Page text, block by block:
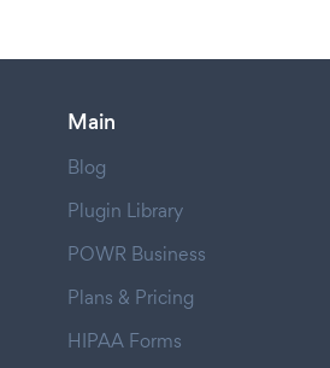
Main
Blog
Plugin Library
POWR Business
Plans & Pricing
HIPAA Forms